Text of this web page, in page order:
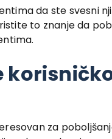
da ste svesni
to znanje da
za